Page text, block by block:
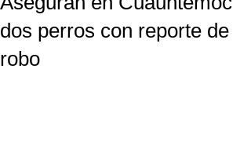
dos perros con reporte de
robo